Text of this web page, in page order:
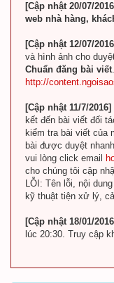
[Cập nhật 20/07/
web nhà hàng,
[Cập nhật 12/07/
và hình ảnh cho
Chuẩn đăng bài viết
http://
[Cập nhật 11/7/2016]
kết đến bài viết đối
kiểm tra bài viết của
bài được duyệt
vui lòng click email
cho chúng tôi cập
LỖI: Tên lỗi, nội
kỹ thuật tiện xử lý,
[Cập nhật 18/01/
lúc 20:30. Truy cập